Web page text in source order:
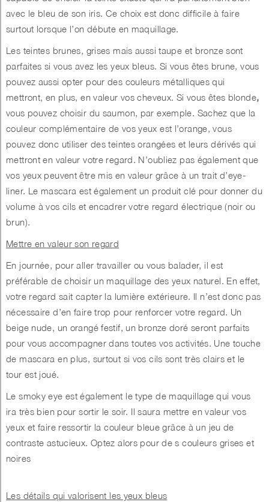
avec le bleu de son iris. Ce choix est donc difficile à faire
surtout lorsque l’on débute en maquillage.
Les teintes brunes, grises mais aussi taupe et bronze sont
parfaites si vous avez les yeux bleus. Si vous êtes brune, vous
pouvez aussi opter pour des couleurs métalliques qui
mettront, en plus, en valeur vos cheveux. Si vous êtes blonde,
vous pouvez choisir du saumon, par exemple. Sachez que la
couleur complémentaire de vos yeux est l’orange, vous
pouvez donc utiliser des teintes orangées et leurs dérivés qui
mettront en valeur votre regard. N’oubliez pas également que
vos yeux peuvent être mis en valeur grâce à un trait d’eye-
liner. Le mascara est également un produit clé pour donner du
volume à vos cils et encadrer votre regard électrique (noir ou
brun).
Mettre en valeur son regard
En journée, pour aller travailler ou vous balader, il est
préférable de choisir un maquillage des yeux naturel. En effet,
votre regard sait capter la lumière extérieure. Il n’est donc pas
nécessaire d’en faire trop pour renforcer votre regard. Un
beige nude, un orangé festif, un bronze doré seront parfaits
pour vous accompagner dans toutes vos activités. Une touche
de mascara en plus, surtout si vos cils sont très clairs et le
tour est joué.
Le smoky eye est également le type de maquillage qui vous
ira très bien pour sortir le soir. Il saura mettre en valeur vos
yeux et faire ressortir la couleur bleue grâce à un jeu de
contraste astucieux. Optez alors pour de s couleurs grises et
noires
Les détails qui valorisent les yeux bleus